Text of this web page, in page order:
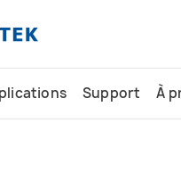
Support À